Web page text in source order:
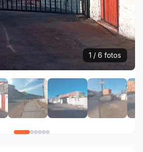
1 / 6 fotos